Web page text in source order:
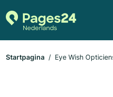
Startpagina Eye Wish